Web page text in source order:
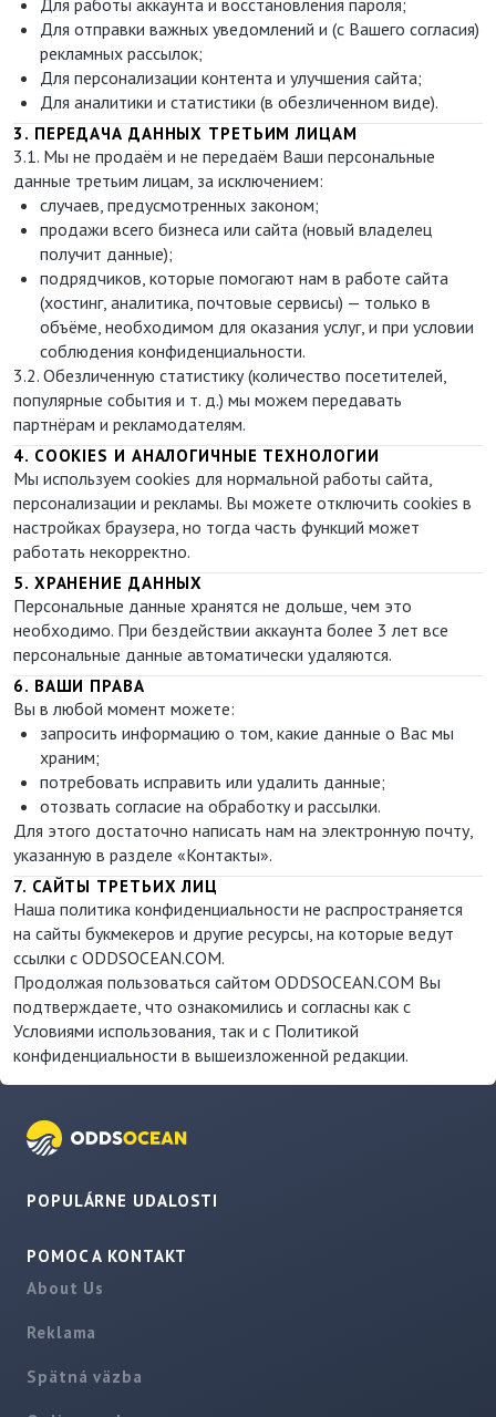
Для работы аккаунта и восстановления пароля;
Для отправки важных уведомлений и (с Вашего согласия)
рекламных рассылок;
Для персонализации контента и улучшения сайта;
Для аналитики и статистики (в обезличенном виде).
3. ПЕРЕДАЧА ДАННЫХ ТРЕТЬИМ ЛИЦАМ
3.1. Мы не продаём и не передаём Ваши персональные
данные третьим лицам, за исключением:
случаев, предусмотренных законом;
продажи всего бизнеса или сайта (новый владелец
получит данные);
подрядчиков, которые помогают нам в работе сайта
(хостинг, аналитика, почтовые сервисы) — только в
объёме, необходимом для оказания услуг, и при условии
соблюдения конфиденциальности.
3.2. Обезличенную статистику (количество посетителей,
популярные события и т. д.) мы можем передавать
партнёрам и рекламодателям.
4. COOKIES И АНАЛОГИЧНЫЕ ТЕХНОЛОГИИ
Мы используем cookies для нормальной работы сайта,
персонализации и рекламы. Вы можете отключить cookies в
настройках браузера, но тогда часть функций может
работать некорректно.
5. ХРАНЕНИЕ ДАННЫХ
Персональные данные хранятся не дольше, чем это
необходимо. При бездействии аккаунта более 3 лет все
персональные данные автоматически удаляются.
6. ВАШИ ПРАВА
Вы в любой момент можете:
запросить информацию о том, какие данные о Вас мы
храним;
потребовать исправить или удалить данные;
отозвать согласие на обработку и рассылки.
Для этого достаточно написать нам на электронную почту,
указанную в разделе «Контакты».
7. САЙТЫ ТРЕТЬИХ ЛИЦ
Наша политика конфиденциальности не распространяется
на сайты букмекеров и другие ресурсы, на которые ведут
ссылки с ODDSOCEAN.COM.
Продолжая пользоваться сайтом ODDSOCEAN.COM Вы
подтверждаете, что ознакомились и согласны как с
Условиями использования, так и с Политикой
конфиденциальности в вышеизложенной редакции.
POPULÁRNE UDALOSTI
POMOC A KONTAKT
About Us
Reklama
Spätná väzba